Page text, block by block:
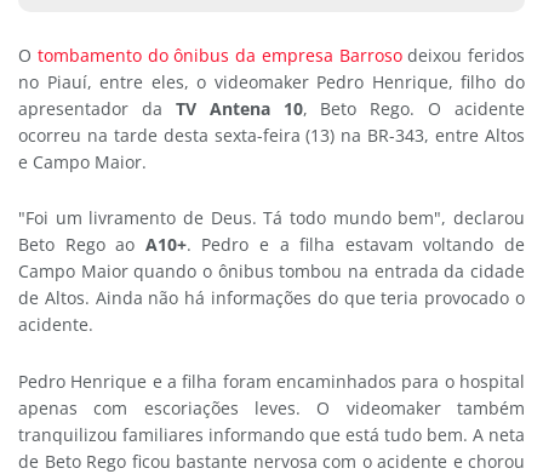
O tombamento do ônibus da empresa Barrosodeixou feridos
no Piauí, entre eles, o videomaker Pedro Henrique, filho do
apresentador da TV Antena 10, Beto Rego. O acidente
ocorreu na tarde desta sexta-feira (13) na BR-343, entre Altos
e Campo Maior.
"Foi um livramento de Deus. Tá todo mundo bem", declarou
Beto Rego ao A10+. Pedro e a filha estavam voltando de
Campo Maior quando o ônibus tombou na entrada da cidade
de Altos. Ainda não há informações do que teria provocado o
acidente.
Pedro Henrique e a filha foram encaminhados para o hospital
apenas com escoriações leves. O videomaker também
tranquilizou familiares informando que está tudo bem. A neta
de Beto Rego ficou bastante nervosa com o acidente e chorou